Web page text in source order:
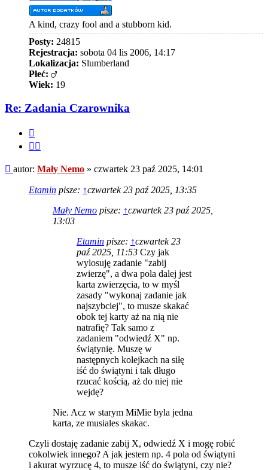
A kind, crazy fool and a stubborn kid.
Posty: 24815
Rejestracja: sobota 04 lis 2006, 14:17
Lokalizacja: Slumberland
Płeć:
Wiek: 19
Re: Zadania Czarownika
Post
autor: Mały Nemo » czwartek 23 paź 2025, 14:01
Etamin pisze: ↑czwartek 23 paź 2025, 13:35
Mały Nemo pisze: ↑czwartek 23 paź 2025,
13:03
Etamin pisze: ↑czwartek 23
paź 2025, 11:53 Czy jak
wylosuję zadanie "zabij
zwierzę", a dwa pola dalej jest
karta zwierzęcia, to w myśl
zasady "wykonaj zadanie jak
najszybciej", to musze skakać
obok tej karty aż na nią nie
natrafię? Tak samo z
zadaniem "odwiedź X" np.
świątynię. Muszę w
następnych kolejkach na siłę
iść do świątyni i tak długo
rzucać kością, aż do niej nie
wejdę?
Nie. Acz w starym MiMie byla jedna
karta, ze musiales skakac.
Czyli dostaję zadanie zabij X, odwiedź X i mogę robić
cokolwiek innego? A jak jestem np. 4 pola od świątyni
i akurat wyrzucę 4, to musze iść do świątyni, czy nie?